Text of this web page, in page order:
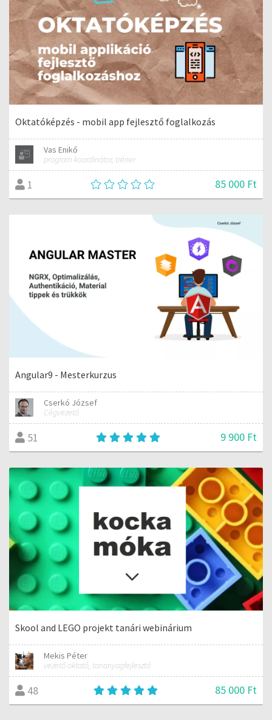
Oktatóképzés - mobil app fejlesztő foglalkozás
Vas Enikő
program koordinátor, tréner
1 85 000 Ft
Angular9 - Mesterkurzus
Cserkó József
Cégvezető
51 9 900 Ft
Skool and LEGO projekt tanári webinárium
Mekis Péter
vezető oktató, tananyagfejlesztő
48 85 000 Ft